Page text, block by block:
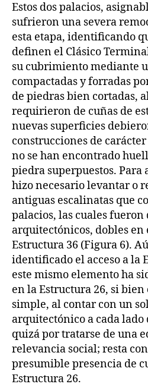
Estos dos palacios,
sufrieron una severa
esta etapa, identificando
definen el Clásico
su cubrimiento mediante
compactadas y forradas
de piedras bien cortadas,
requirieron de cuñas de
nuevas superficies
construcciones de
no se han encontrado
piedra superpuestos. Para
hizo necesario levantar o
antiguas escalinatas que
palacios, las cuales fueron
arquitectónicos, dobles en
Estructura 36 (Figura 6).
identificado el acceso a la
este mismo elemento ha
en la Estructura 26, si bien
simple, al contar con un
arquitectónico a cada lado
quizá por tratarse de una
relevancia social; resta
presumible presencia de
Estructura 26.